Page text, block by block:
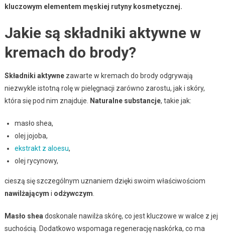
kluczowym elementem męskiej rutyny kosmetycznej.
Jakie są składniki aktywne w
kremach do brody?
Składniki aktywnezawarte w kremach do brody odgrywają
niezwykle istotną rolę w pielęgnacji zarówno zarostu, jak i skóry,
która się pod nim znajduje.
Naturalne substancje, takie jak:
masło shea,
olej jojoba,
ekstrakt z aloesu,
olej rycynowy,
cieszą się szczególnym uznaniem dzięki swoim właściwościom
nawilżającym i odżywczym
Masło shea doskonale nawilża skórę, co jest kluczowe w walce z jej
suchością. Dodatkowo wspomaga regenerację naskórka, co ma